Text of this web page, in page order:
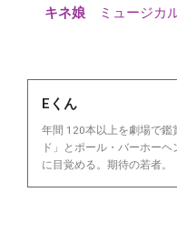
ミュージカ
Eくん
年間 120本以上を劇場で鑑
ド」とポール・バーホー
に目覚める。期待の若者。